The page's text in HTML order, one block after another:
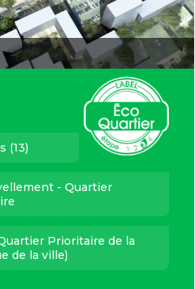
(13)
- Quartier
Prioritaire de la
de la ville)